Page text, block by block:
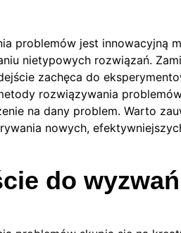
problemów jest innowacyjną
nietypowych rozwiązań.
zachęca do
rozwiązywania
na dany problem. Warto
nowych,
do wyzwań